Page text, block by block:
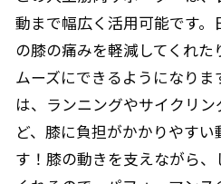
動まで幅広く活用可能です
の膝の痛みを軽減してくれ
ムーズにできるようになり
は、ランニングやサイクリ
ど、膝に負担がかかりやす
す！膝の動きを支えながら